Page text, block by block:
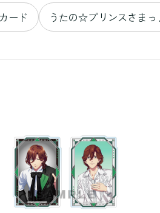
ード うたの☆プリンスさま